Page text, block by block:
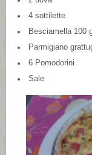
4 sottilette
Besciamella 100
Parmigiano
6 Pomodorini
Sale